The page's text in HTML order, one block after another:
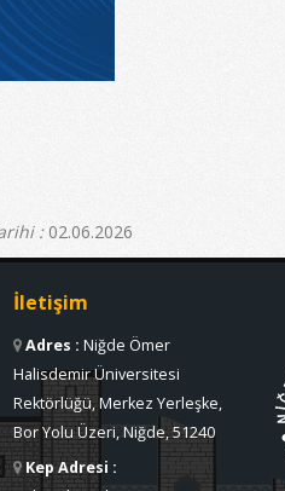
:02.06.2026
İletişim
Adres : Niğde Ömer
Halisdemir Üniversitesi
Rektörlüğü, Merkez Yerleşke,
Bor Yolu Üzeri, Niğde, 51240
Kep Adresi :